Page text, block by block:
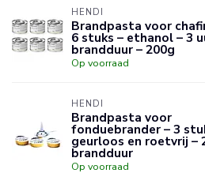
HENDI
Brandpasta voor
6 stuks – ethanol – 3
brandduur – 200g
Op voorraad
HENDI
Brandpasta voor
fonduebrander – 3
geurloos en roetvrij –
brandduur
Op voorraad